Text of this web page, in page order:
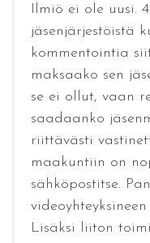
Ilmiö ei ole uusi.
jäsenjärjestöistä
kommentointia
maksaako sen
se ei ollut, vaan
saadaanko
riittävästi
maakuntiin on
sähköpostitse.
Lisäksi liiton